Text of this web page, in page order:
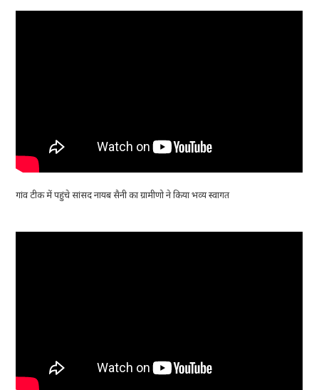
गांव टीक में पहुंचे सांसद नायब सैनी का ग्रामीणो ने किया भव्य स्वागत